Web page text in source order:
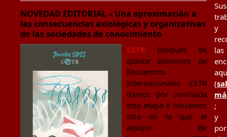
NOVEDAD EDITORIAL – Una aproximación a
las consecuencias axiológicas y organizativas
de las sociedades de conocimiento
CETR Después de
quince ediciones de
Encuentros
Internacionales CETR
damos por concluida
esta etapa e iniciamos
otra en la que el
equipo de
Sus
y
las
(
;
y
por